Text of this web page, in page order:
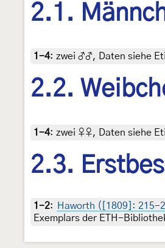
2.1.
1-4: zwei ♂♂, Daten siehe
2.2.
1-4: zwei ♀♀, Daten siehe
2.3.
1-2: Haworth ([1809]: 215-
Exemplars der ETH-